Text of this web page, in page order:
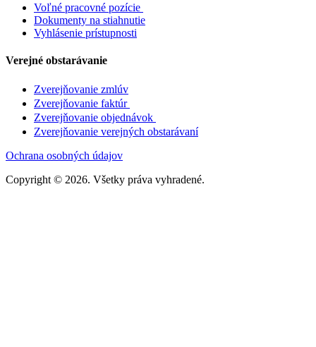
Voľné pracovné pozície
Dokumenty na stiahnutie
Vyhlásenie prístupnosti
Verejné obstarávanie
Zverejňovanie zmlúv
Zverejňovanie faktúr
Zverejňovanie objednávok
Zverejňovanie verejných obstarávaní
Ochrana osobných údajov
Copyright © 2026. Všetky práva vyhradené.